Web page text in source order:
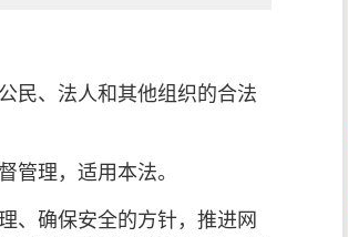
民、法人和其他组织的合法
管理，适用本法。
、确保安全的方针，推进网